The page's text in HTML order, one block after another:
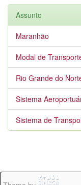
Assunto
Maranhão
Modal de
Rio Grande do
Sistema
Sistema de